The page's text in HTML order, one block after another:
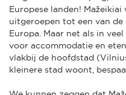
Europese landen!
uitgeroepen tot een van
Europa. Maar net als in
voor accommodatie en
vlakbij de hoofdstad
kleinere stad woont,